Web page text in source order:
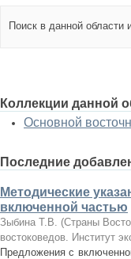
Поиск в данной области
Коллекции данной
Основной
Последние
Методические
включенной частью
Зыбина Т.В. (Страны
востоковедов. Институт
Предложения с